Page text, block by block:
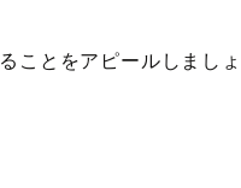
ことをアピールしましょ